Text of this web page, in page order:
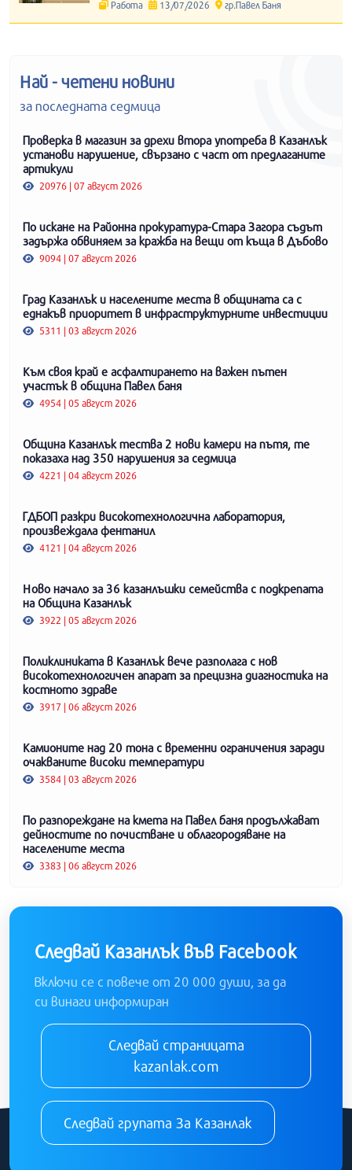
Работа 13/07/2026 гр.Павел Баня
Най - четени новини
за последната седмица
Проверка в магазин за дрехи втора употреба в Казанлък
установи нарушение, свързано с част от предлаганите
артикули
20976 | 07 август 2026
По искане на Районна прокуратура-Стара Загора съдът
задържа обвиняем за кражба на вещи от къща в Дъбово
9094 | 07 август 2026
Град Казанлък и населените места в общината са с
еднакъв приоритет в инфраструктурните инвестиции
5311 | 03 август 2026
Към своя край е асфалтирането на важен пътен
участък в община Павел баня
4954 | 05 август 2026
Община Казанлък тества 2 нови камери на пътя, те
показаха над 350 нарушения за седмица
4221 | 04 август 2026
ГДБОП разкри високотехнологична лаборатория,
произвеждала фентанил
4121 | 04 август 2026
Ново начало за 36 казанлъшки семейства с подкрепата
на Община Казанлък
3922 | 05 август 2026
Поликлиниката в Казанлък вече разполага с нов
високотехнологичен апарат за прецизна диагностика на
костното здраве
3917 | 06 август 2026
Камионите над 20 тона с временни ограничения заради
очакваните високи температури
3584 | 03 август 2026
По разпореждане на кмета на Павел баня продължават
дейностите по почистване и облагородяване на
населените места
3383 | 06 август 2026
Следвай Казанлък във Facebook
Включи се с повече от 20 000 души, за да
си винаги информиран
Следвай страницата
kazanlak.com
Следвай групата За Казанлак